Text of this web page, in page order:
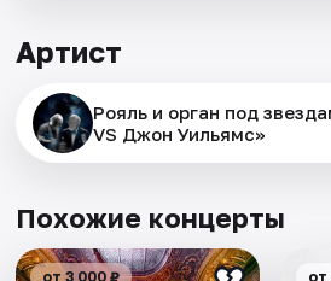
Артист
Рояль и орган под
VS Джон Уильямс»
Похожие концерты
от 3 000 ₽ от